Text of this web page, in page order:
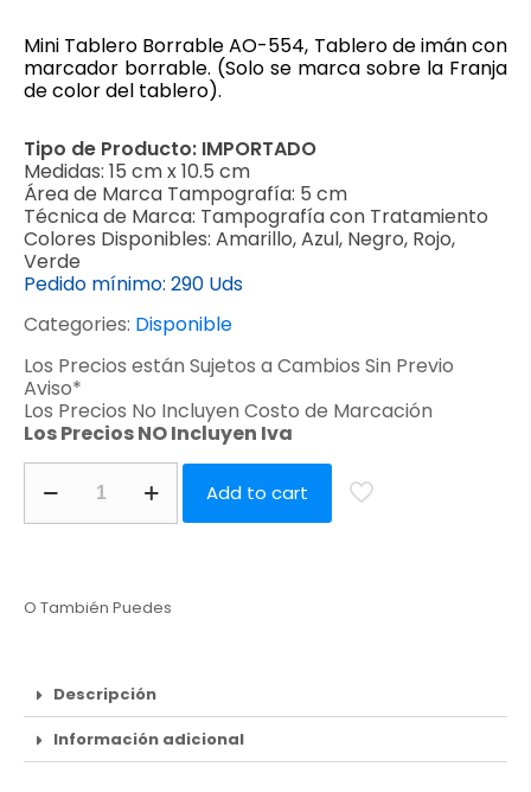
Mini Tablero Borrable AO-554, Tablero de imán con
marcador borrable. (Solo se marca sobre la Franja
de color del tablero).
Tipo de Producto: IMPORTADO
Medidas: 15 cm x 10.5 cm
Área de Marca Tampografía: 5 cm
Técnica de Marca: Tampografía con Tratamiento
Colores Disponibles: Amarillo, Azul, Negro, Rojo,
Verde
Pedido mínimo: 290 Uds
Categories: Disponible
Los Precios están Sujetos a Cambios Sin Previo
Aviso*
Los Precios No Incluyen Costo de Marcación
Los Precios NO Incluyen Iva
Add to cart
O También Puedes
Descripción
Información adicional